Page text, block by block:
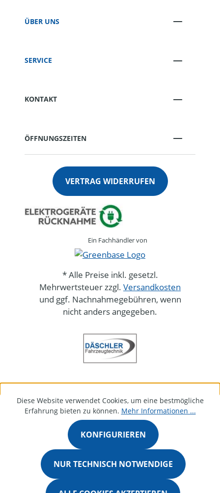
ÜBER UNS
SERVICE
KONTAKT
ÖFFNUNGSZEITEN
VERTRAG WIDERRUFEN
Ein Fachhändler von
* Alle Preise inkl. gesetzl.
Mehrwertsteuer zzgl. Versandkosten
und ggf. Nachnahmegebühren, wenn
nicht anders angegeben.
Diese Website verwendet Cookies, um eine bestmögliche
Erfahrung bieten zu können. Mehr Informationen ...
NUR TECHNISCH NOTWENDIGE
KONFIGURIEREN